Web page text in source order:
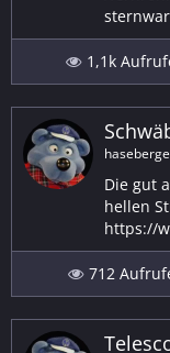
1,1k
Die gut
hellen
https://
712